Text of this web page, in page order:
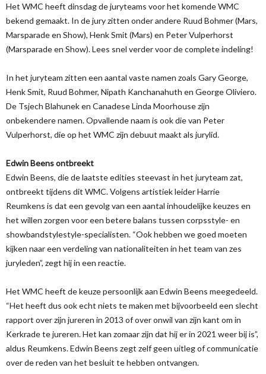
Het WMC heeft dinsdag de juryteams voor het komende WMC
bekend gemaakt. In de jury zitten onder andere Ruud Bohmer (Mars,
Marsparade en Show), Henk Smit (Mars) en Peter Vulperhorst
(Marsparade en Show). Lees snel verder voor de complete indeling!
In het juryteam zitten een aantal vaste namen zoals Gary George,
Henk Smit, Ruud Bohmer, Nipath Kanchanahuth en George Oliviero.
De Tsjech Blahunek en Canadese Linda Moorhouse zijn
onbekendere namen. Opvallende naam is ook die van Peter
Vulperhorst, die op het WMC zijn debuut maakt als jurylid.
Edwin Beens ontbreekt
Edwin Beens, die de laatste edities steevast in het juryteam zat,
ontbreekt tijdens dit WMC. Volgens artistiek leider Harrie
Reumkens is dat een gevolg van een aantal inhoudelijke keuzes en
het willen zorgen voor een betere balans tussen corpsstyle- en
showbandstylestyle-specialisten. “Ook hebben we goed moeten
kijken naar een verdeling van nationaliteiten in het team van zes
juryleden”, zegt hij in een reactie.
Het WMC heeft de keuze persoonlijk aan Edwin Beens meegedeeld.
“Het heeft dus ook echt niets te maken met bijvoorbeeld een slecht
rapport over zijn jureren in 2013 of over onwil van zijn kant om in
Kerkrade te jureren. Het kan zomaar zijn dat hij er in 2021 weer bij is”,
aldus Reumkens. Edwin Beens zegt zelf geen uitleg of communicatie
over de reden van het besluit te hebben ontvangen.